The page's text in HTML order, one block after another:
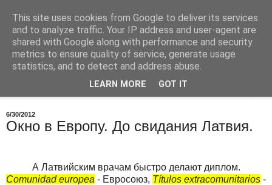
Врач в Испании
О работе, о медицине в Испании
6/30/2012
Окно в Европу. До свидания Латвия.
А Латвийским врачам быстро делают диплом.
Comunidad europea - Евросоюз, Títulos extracomunitarios -
This site uses cookies from Google to deliver its services
and to analyze traffic. Your IP address and user-agent are
shared with Google along with performance and security
metrics to ensure quality of service, generate usage
statistics, and to detect and address abuse.
LEARN MORE GOT IT